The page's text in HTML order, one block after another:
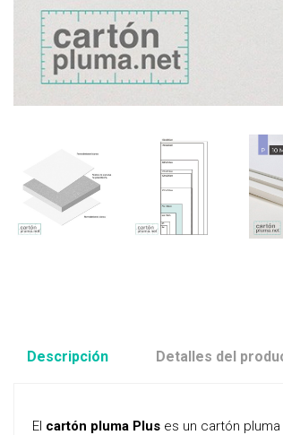
Descripción Detalles del
El cartón pluma Plus es un cartón